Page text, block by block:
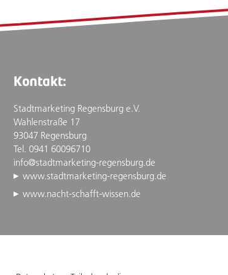
Kontakt:
Stadtmarketing Regensburg e.V.
Wahlenstraße 17
93047 Regensburg
Tel. 0941 60096710
info@stadtmarketing-regensburg.de
www.stadtmarketing-regensburg.de
www.nacht-schafft-wissen.de